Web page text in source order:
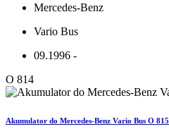
Mercedes-Benz
Vario Bus
09.1996 -
O 814
Akumulator do Mercedes-Benz Vario Bus O 815